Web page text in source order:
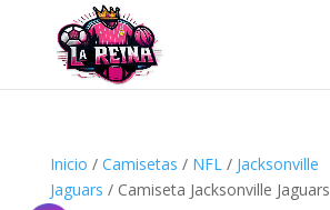
Búsqueda
productos
Inicio / Camisetas / NFL/ Jacksonville
Jaguars / Camiseta Jacksonville Jaguars